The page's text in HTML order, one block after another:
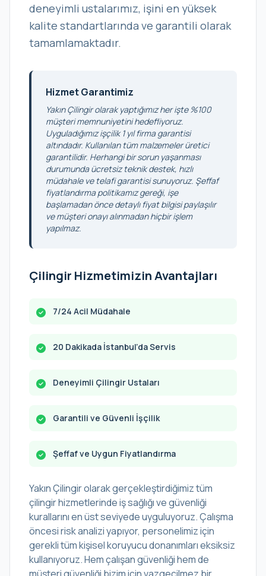
deneyimli ustalarımız, işini en yüksek
kalite standartlarında ve garantili olarak
tamamlamaktadır.
Hizmet Garantimiz
Yakın Çilingir olarak yaptığımız her işte %100
müşteri memnuniyetini hedefliyoruz.
Uyguladığımız işçilik 1 yıl firma garantisi
altındadır. Kullanılan tüm malzemeler üretici
garantilidir. Herhangi bir sorun yaşanması
durumunda ücretsiz teknik destek, hızlı
müdahale ve telafi garantisi sunuyoruz. Şeffaf
fiyatlandırma politikamız gereği, işe
başlamadan önce detaylı fiyat bilgisi paylaşılır
ve müşteri onayı alınmadan hiçbir işlem
yapılmaz.
Çilingir Hizmetimizin Avantajları
7/24 Acil Müdahale
20 Dakikada İstanbul’da Servis
Deneyimli Çilingir Ustaları
Garantili ve Güvenli İşçilik
Şeffaf ve Uygun Fiyatlandırma
Yakın Çilingir olarak gerçekleştirdiğimiz tüm
çilingir hizmetlerinde iş sağlığı ve güvenliği
kurallarını en üst seviyede uyguluyoruz. Çalışma
öncesi risk analizi yapıyor, personelimiz için
gerekli tüm kişisel koruyucu donanımları eksiksiz
kullanıyoruz. Hem çalışan güvenliği hem de